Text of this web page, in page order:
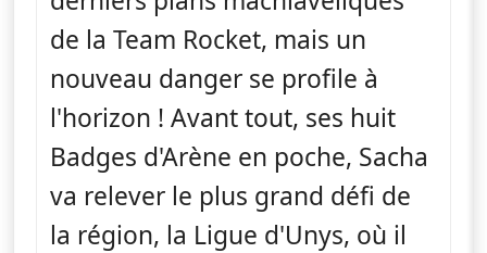
de la Team Rocket, mais un
nouveau danger se profile à
l'horizon ! Avant tout, ses huit
Badges d'Arène en poche, Sacha
va relever le plus grand défi de
la région, la Ligue d'Unys, où il